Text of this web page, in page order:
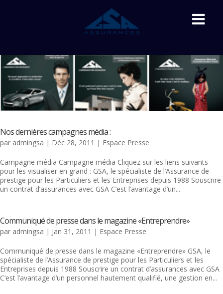
Nos dernières campagnes média :
par admingsa | Déc 28, 2011 | Espace Presse
Campagne média Campagne média Cliquez sur les liens suivants
pour les visualiser en grand : GSA, le spécialiste de l’Assurance de
prestige pour les Particuliers et les Entreprises depuis 1988 Souscrire
un contrat d’assurances avec GSA C’est l’avantage d’un...
Communiqué de presse dans le magazine «Entreprendre»
par admingsa | Jan 31, 2011 | Espace Presse
Communiqué de presse dans le magazine «Entreprendre» GSA, le
spécialiste de l’Assurance de prestige pour les Particuliers et les
Entreprises depuis 1988 Souscrire un contrat d’assurances avec GSA
C’est l’avantage d’un personnel hautement qualifié, une gestion en...